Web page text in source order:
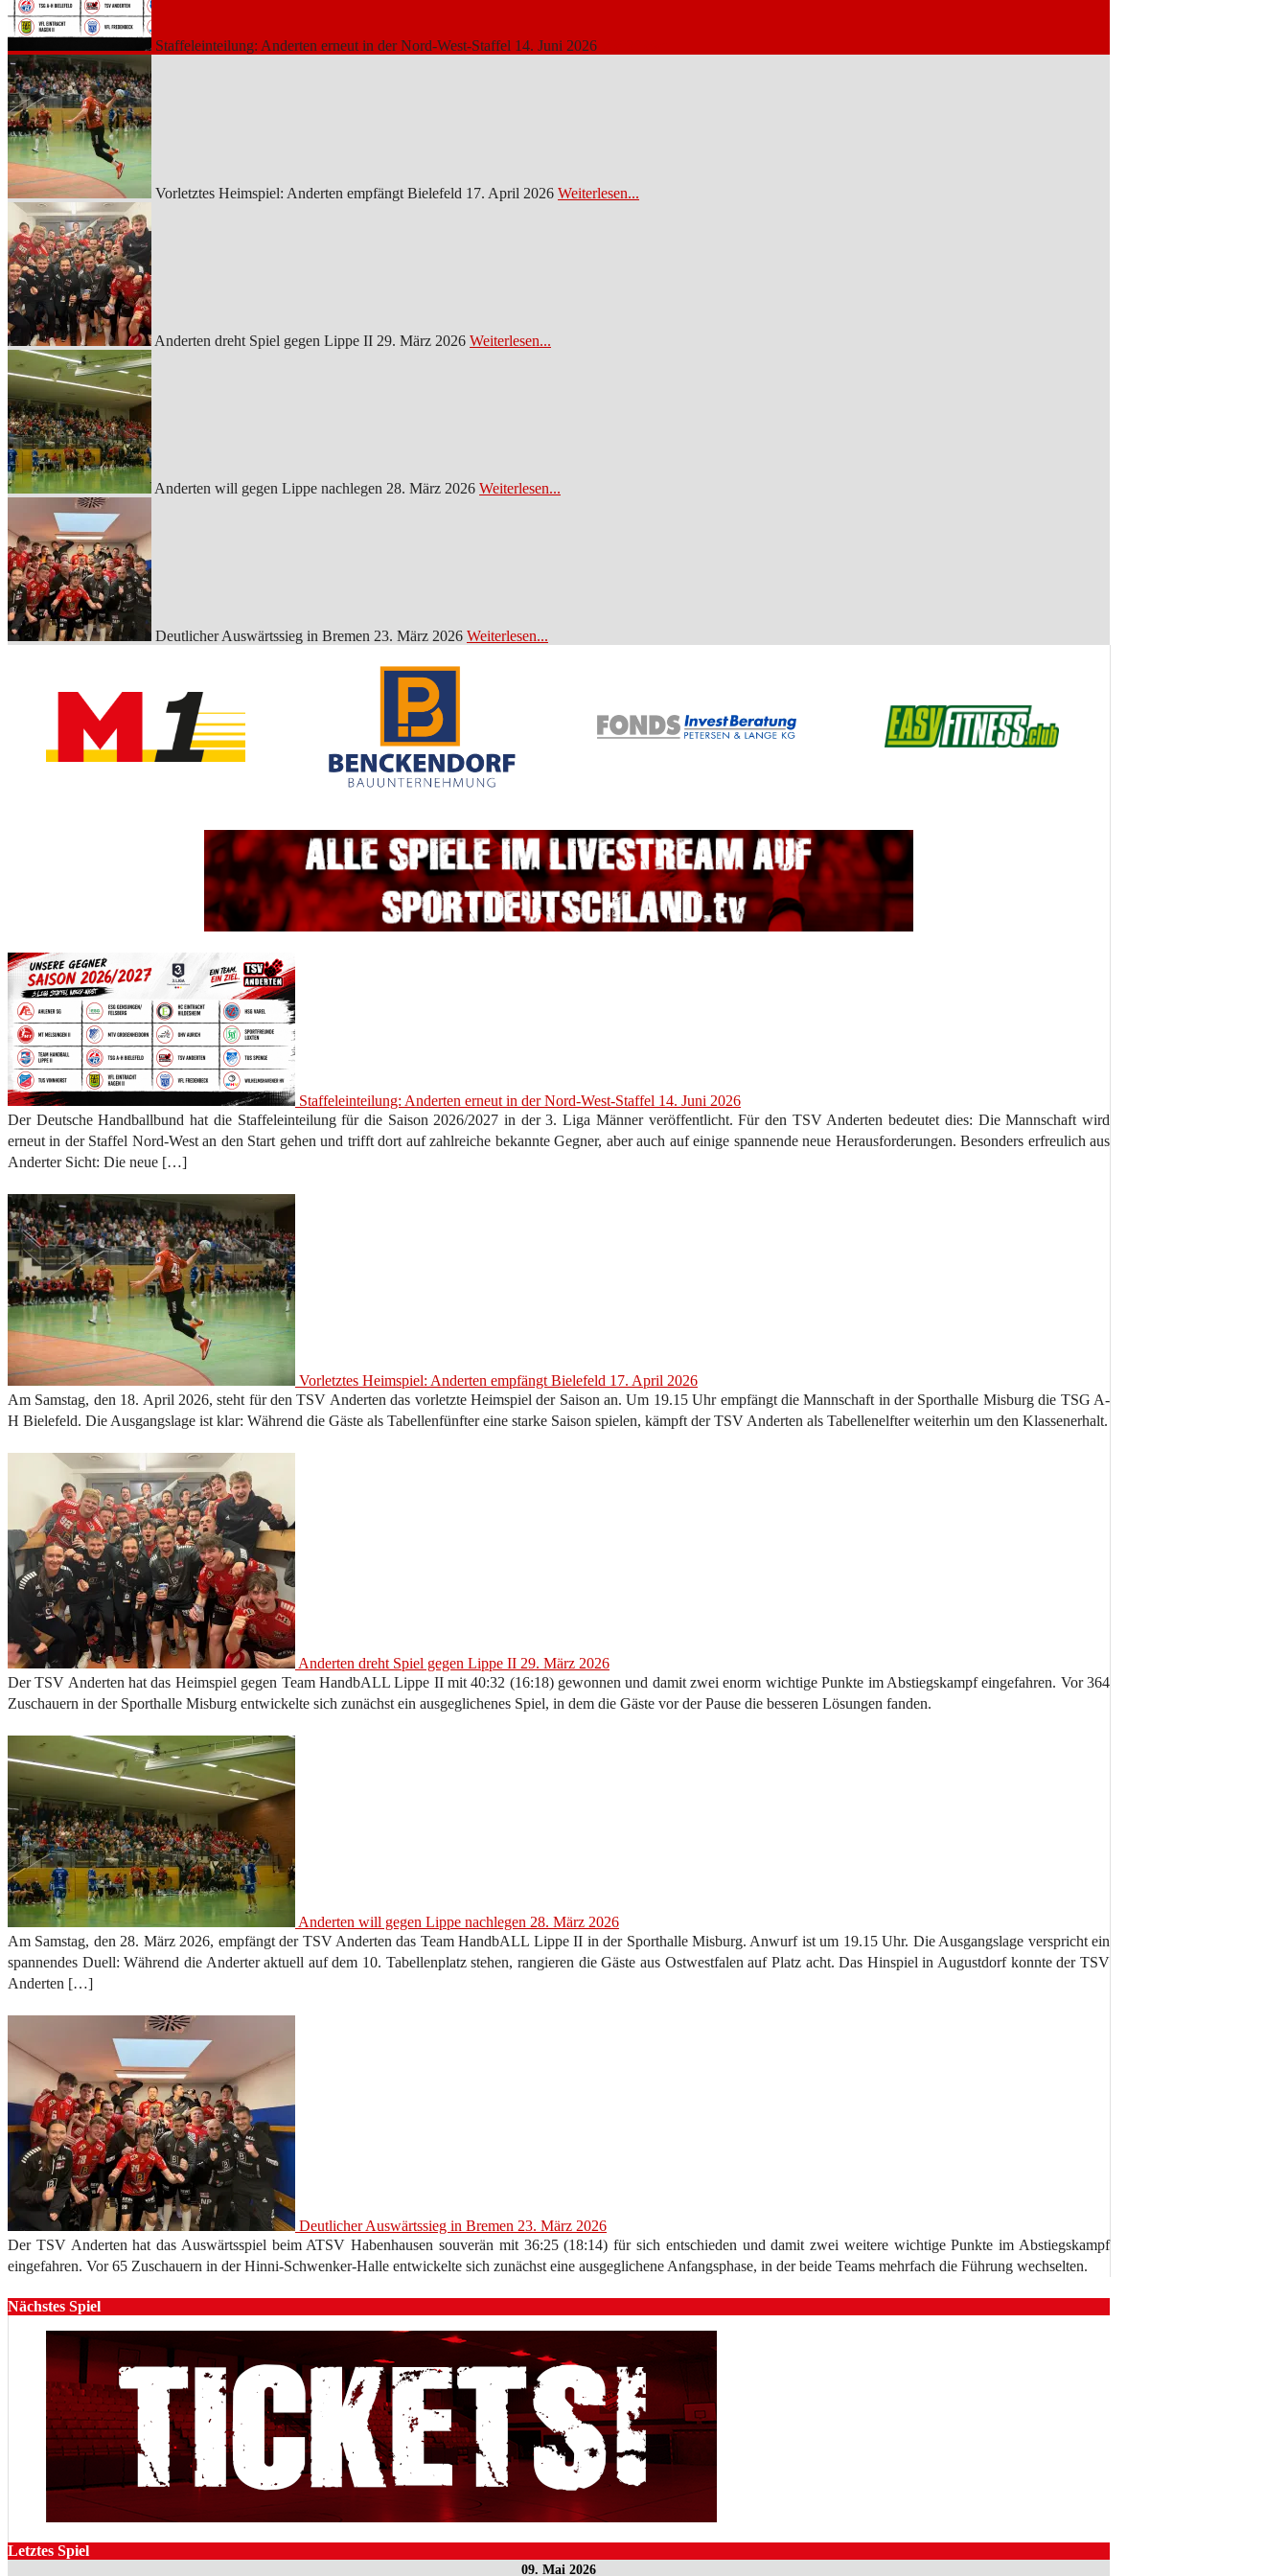
Staffeleinteilung: Anderten erneut in der Nord-West-Staffel 14. Juni 2026
Vorletztes Heimspiel: Anderten empfängt Bielefeld 17. April 2026 Weiterlesen...
Anderten dreht Spiel gegen Lippe II 29. März 2026 Weiterlesen...
Anderten will gegen Lippe nachlegen 28. März 2026 Weiterlesen...
Deutlicher Auswärtssieg in Bremen 23. März 2026 Weiterlesen...
Staffeleinteilung: Anderten erneut in der Nord-West-Staffel 14. Juni 2026
Der Deutsche Handballbund hat die Staffeleinteilung für die Saison 2026/2027 in der 3. Liga Männer veröffentlicht. Für den TSV Anderten bedeutet dies: Die Mannschaft wird
erneut in der Staffel Nord-West an den Start gehen und trifft dort auf zahlreiche bekannte Gegner, aber auch auf einige spannende neue Herausforderungen. Besonders erfreulich aus
Anderter Sicht: Die neue […]
Vorletztes Heimspiel: Anderten empfängt Bielefeld 17. April 2026
Am Samstag, den 18. April 2026, steht für den TSV Anderten das vorletzte Heimspiel der Saison an. Um 19.15 Uhr empfängt die Mannschaft in der Sporthalle Misburg die TSG A-
H Bielefeld. Die Ausgangslage ist klar: Während die Gäste als Tabellenfünfter eine starke Saison spielen, kämpft der TSV Anderten als Tabellenelfter weiterhin um den Klassenerhalt.
Anderten dreht Spiel gegen Lippe II 29. März 2026
Der TSV Anderten hat das Heimspiel gegen Team HandbALL Lippe II mit 40:32 (16:18) gewonnen und damit zwei enorm wichtige Punkte im Abstiegskampf eingefahren. Vor 364
Zuschauern in der Sporthalle Misburg entwickelte sich zunächst ein ausgeglichenes Spiel, in dem die Gäste vor der Pause die besseren Lösungen fanden.
Anderten will gegen Lippe nachlegen 28. März 2026
Am Samstag, den 28. März 2026, empfängt der TSV Anderten das Team HandbALL Lippe II in der Sporthalle Misburg. Anwurf ist um 19.15 Uhr. Die Ausgangslage verspricht ein
spannendes Duell: Während die Anderter aktuell auf dem 10. Tabellenplatz stehen, rangieren die Gäste aus Ostwestfalen auf Platz acht. Das Hinspiel in Augustdorf konnte der TSV
Anderten […]
Deutlicher Auswärtssieg in Bremen 23. März 2026
Der TSV Anderten hat das Auswärtsspiel beim ATSV Habenhausen souverän mit 36:25 (18:14) für sich entschieden und damit zwei weitere wichtige Punkte im Abstiegskampf
eingefahren. Vor 65 Zuschauern in der Hinni-Schwenker-Halle entwickelte sich zunächst eine ausgeglichene Anfangsphase, in der beide Teams mehrfach die Führung wechselten.
Nächstes Spiel
Letztes Spiel
09. Mai 2026